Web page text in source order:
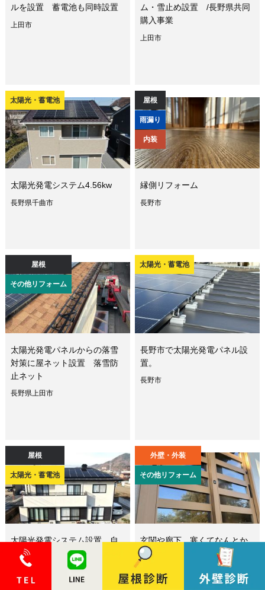
ルを設置 蓄電池も同時設置
上田市
ム・雪止め設置 /長野県共同
購入事業
上田市
太陽光・蓄電池
太陽光発電システム4.56kw
長野県千曲市
屋根
雨漏り
内装
縁側リフォーム
長野市
屋根
その他リフォーム
太陽光発電パネルからの落雪
対策に屋ネット設置 落雪防
止ネット
長野県上田市
太陽光・蓄電池
長野市で太陽光発電パネル設
置。
長野市
屋根
太陽光・蓄電池
太陽光発電システム設置 自
給自足でエコな暮らしを
外壁・外装
その他リフォーム
玄関や廊下、寒くてなんとか
したい！
上田市